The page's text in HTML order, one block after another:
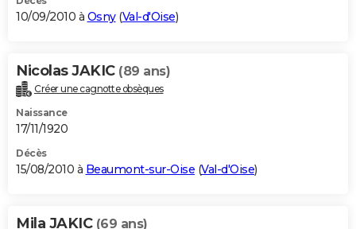
10/09/2010 à Osny(Val-d'Oise)
Nicolas JAKIC (89 ans)
Créer une cagnotte obsèques
Naissance
17/11/1920
Décès
15/08/2010 à Beaumont-sur-Oise (Val-d'Oise)
Mila JAKIC (69 ans)